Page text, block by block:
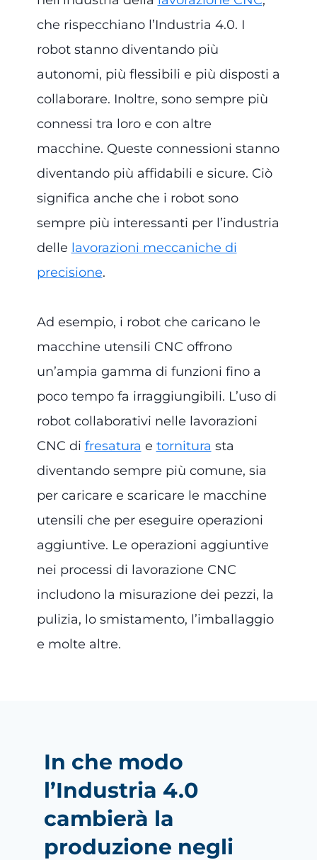
che rispecchiano l’Industria 4.0. I
robot stanno diventando più
autonomi, più flessibili e più disposti a
collaborare. Inoltre, sono sempre più
connessi tra loro e con altre
macchine. Queste connessioni stanno
diventando più affidabili e sicure. Ciò
significa anche che i robot sono
sempre più interessanti per l’industria
delle lavorazioni meccaniche di
precisione.
Ad esempio, i robot che caricano le
macchine utensili CNC offrono
un’ampia gamma di funzioni fino a
poco tempo fa irraggiungibili. L’uso di
robot collaborativi nelle lavorazioni
CNC di fresatura e tornitura sta
diventando sempre più comune, sia
per caricare e scaricare le macchine
utensili che per eseguire operazioni
aggiuntive. Le operazioni aggiuntive
nei processi di lavorazione CNC
includono la misurazione dei pezzi, la
pulizia, lo smistamento, l’imballaggio
e molte altre.
In che modo
l’Industria 4.0
cambierà la
produzione negli